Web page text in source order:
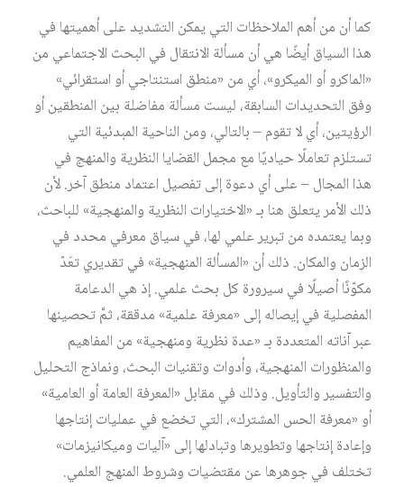
كما أن من أهم الملاحظات التي يمكن التشديد على أهميتها في
هذا السياق أيضًا هي أن مسألة الانتقال في البحث الاجتماعي من
«الماكرو أو الميكرو»، أي من «منطق استنتاجي أو استقرائي»
وفق التحديدات السابقة، ليست مسألة مفاضلة بين المنطقين أو
الرؤيتين، أي لا تقوم – بالتالي، ومن الناحية المبدئية التي
تستلزم تعاملًا حياديًا مع مجمل القضايا النظرية والمنهج في
هذا المجال – على أي دعوة إلى تفصيل اعتماد منطق آخر. لأن
ذلك الأمر يتعلق هنا بـ «الاختيارات النظرية والمنهجية» للباحث،
وبما يعتمده من تبرير علمي لها، في سياق معرفي محدد في
الزمان والمكان. ذلك أن «المسألة المنهجية» في تقديري تعَدّ
مكوّنًا أصيلًا في سيرورة كل بحث علمي. إذ هي الدعامة
المفصلية في إيصاله إلى «معرفة علمية» مدققة، ثمَّ تحصينها
عبر آناته المتعددة بـ «عدة نظرية ومنهجية» من المفاهيم
والمنظورات المنهجية، وأدوات وتقنيات البحث، ونماذج التحليل
والتفسير والتأويل. وذلك في مقابل «المعرفة العامة أو العامية»
أو «معرفة الحس المشترك»، التي تخضع في عمليات إنتاجها
وإعادة إنتاجها وتطويرها وتبادلها إلى «آليات وميكانيزمات»
تختلف في جوهرها عن مقتضيات وشروط المنهج العلمي.